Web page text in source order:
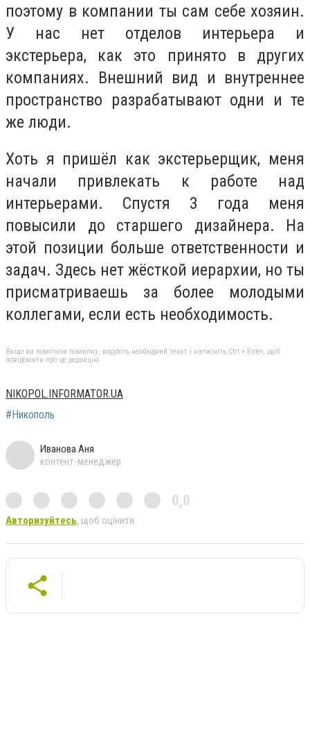
поэтому в компании ты сам себе хозяин.
У нас нет отделов интерьера и
экстерьера, как это принято в других
компаниях. Внешний вид и внутреннее
пространство разрабатывают одни и те
же люди.
Хоть я пришёл как экстерьерщик, меня
начали привлекать к работе над
интерьерами. Спустя 3 года меня
повысили до старшего дизайнера. На
этой позиции больше ответственности и
задач. Здесь нет жёсткой иерархии, но ты
присматриваешь за более молодыми
коллегами, если есть необходимость.
Якщо ви помітили помилку, виділіть необхідний текст і натисніть Ctrl + Enter, щоб
повідомити про це редакцію
NIKOPOL.INFORMATOR.UA
#Никополь
Иванова Аня
контент-менеджер
0,0
Авторизуйтесь, щоб оцінити